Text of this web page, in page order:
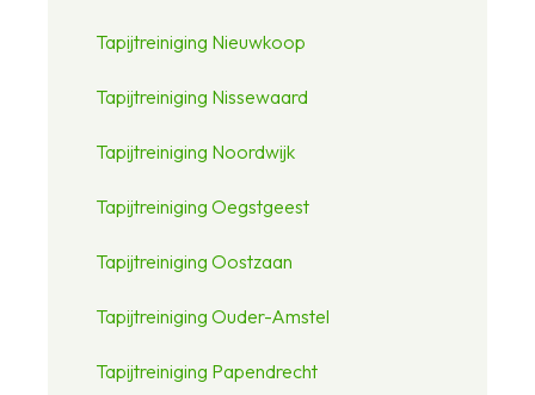
Tapijtreiniging Nieuwkoop
Tapijtreiniging Nissewaard
Tapijtreiniging Noordwijk
Tapijtreiniging Oegstgeest
Tapijtreiniging Oostzaan
Tapijtreiniging Ouder-Amstel
Tapijtreiniging Papendrecht